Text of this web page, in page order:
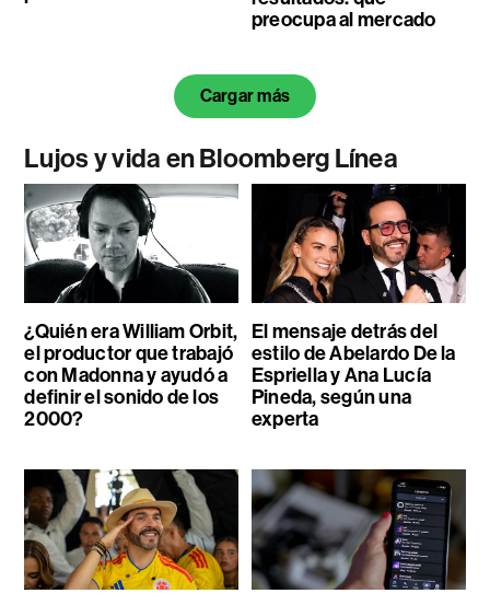
preocupa al mercado
Cargar más
Lujos y vida en Bloomberg Línea
¿Quién era William Orbit,
el productor que trabajó
con Madonna y ayudó a
definir el sonido de los
2000?
El mensaje detrás del
estilo de Abelardo De la
Espriella y Ana Lucía
Pineda, según una
experta